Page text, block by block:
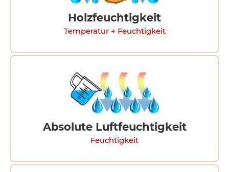
Holzfeuchtigkeit
Temperatur → Feuchtigkeit
Absolute Luftfeuchtigkeit
Feuchtigkeit